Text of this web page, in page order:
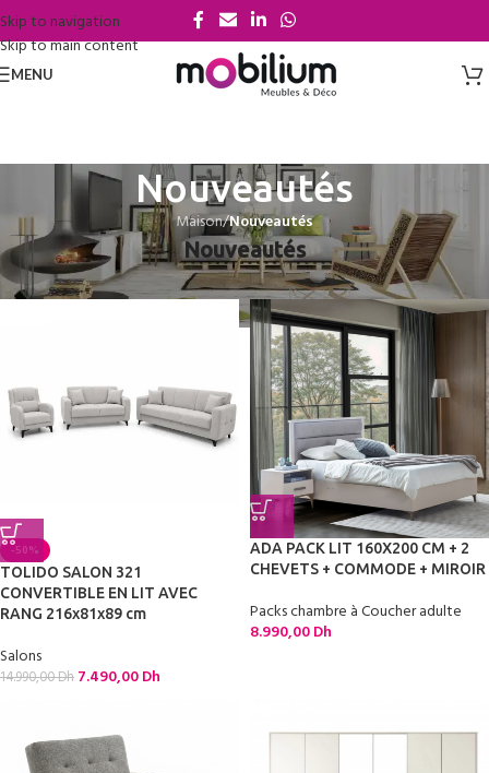
Skip to navigation
Skip to main content
MENU
Nouveautés
Maison/Nouveautés
Nouveautés
-50%
TOLIDO SALON 321
CONVERTIBLE EN LIT AVEC
RANG 216x81x89 cm
Salons
14.990,00Dh 7.490,00Dh
ADA PACK LIT 160X200 CM + 2
CHEVETS + COMMODE + MIROIR
Packs chambre à Coucher adulte
8.990,00Dh